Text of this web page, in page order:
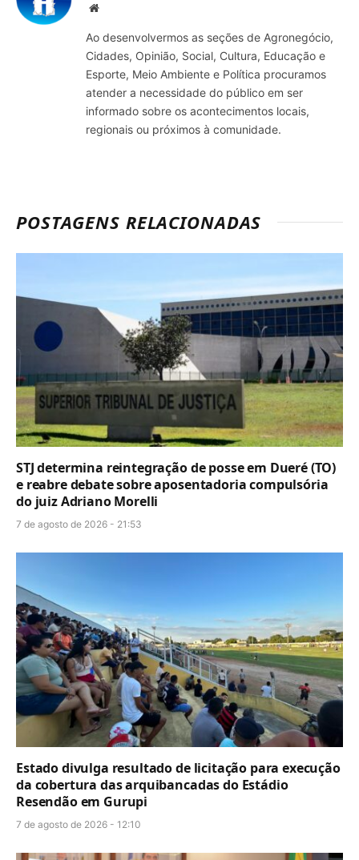
Site
Ao desenvolvermos as seções de Agronegócio,
Cidades, Opinião, Social, Cultura, Educação e
Esporte, Meio Ambiente e Política procuramos
atender a necessidade do público em ser
informado sobre os acontecimentos locais,
regionais ou próximos à comunidade.
POSTAGENS RELACIONADAS
STJ determina reintegração de posse em Dueré (TO)
e reabre debate sobre aposentadoria compulsória
do juiz Adriano Morelli
7 de agosto de 2026 - 21:53
Estado divulga resultado de licitação para execução
da cobertura das arquibancadas do Estádio
Resendão em Gurupi
7 de agosto de 2026 - 12:10